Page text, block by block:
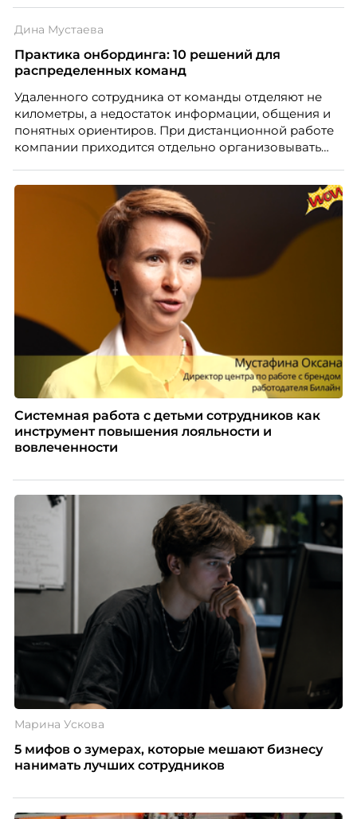
негативно влияет HR-бренд работодателя.
Дина Мустаева
Практика онбординга: 10 решений для
распределенных команд
Удаленного сотрудника от команды отделяют не
километры, а недостаток информации, общения и
понятных ориентиров. При дистанционной работе
компании приходится отдельно организовывать
по работе с персоналом Инфомаксимум,
рассказывает, как выстроить адаптацию
распределенной команды без лишнего контроля и
бесконечных созвонов.
Системная работа с детьми сотрудников как
инструмент повышения лояльности и
вовлеченности
Марина Ускова
5 мифов о зумерах, которые мешают бизнесу
нанимать лучших сотрудников